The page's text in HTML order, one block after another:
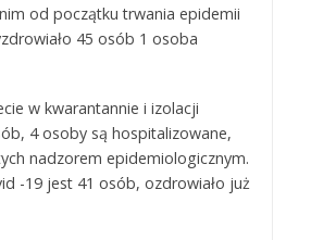
od początku trwania epidemii
45 osób 1 osoba
w kwarantannie i izolacji
4 osoby są hospitalizowane,
nadzorem epidemiologicznym.
-19 jest 41 osób, ozdrowiało już